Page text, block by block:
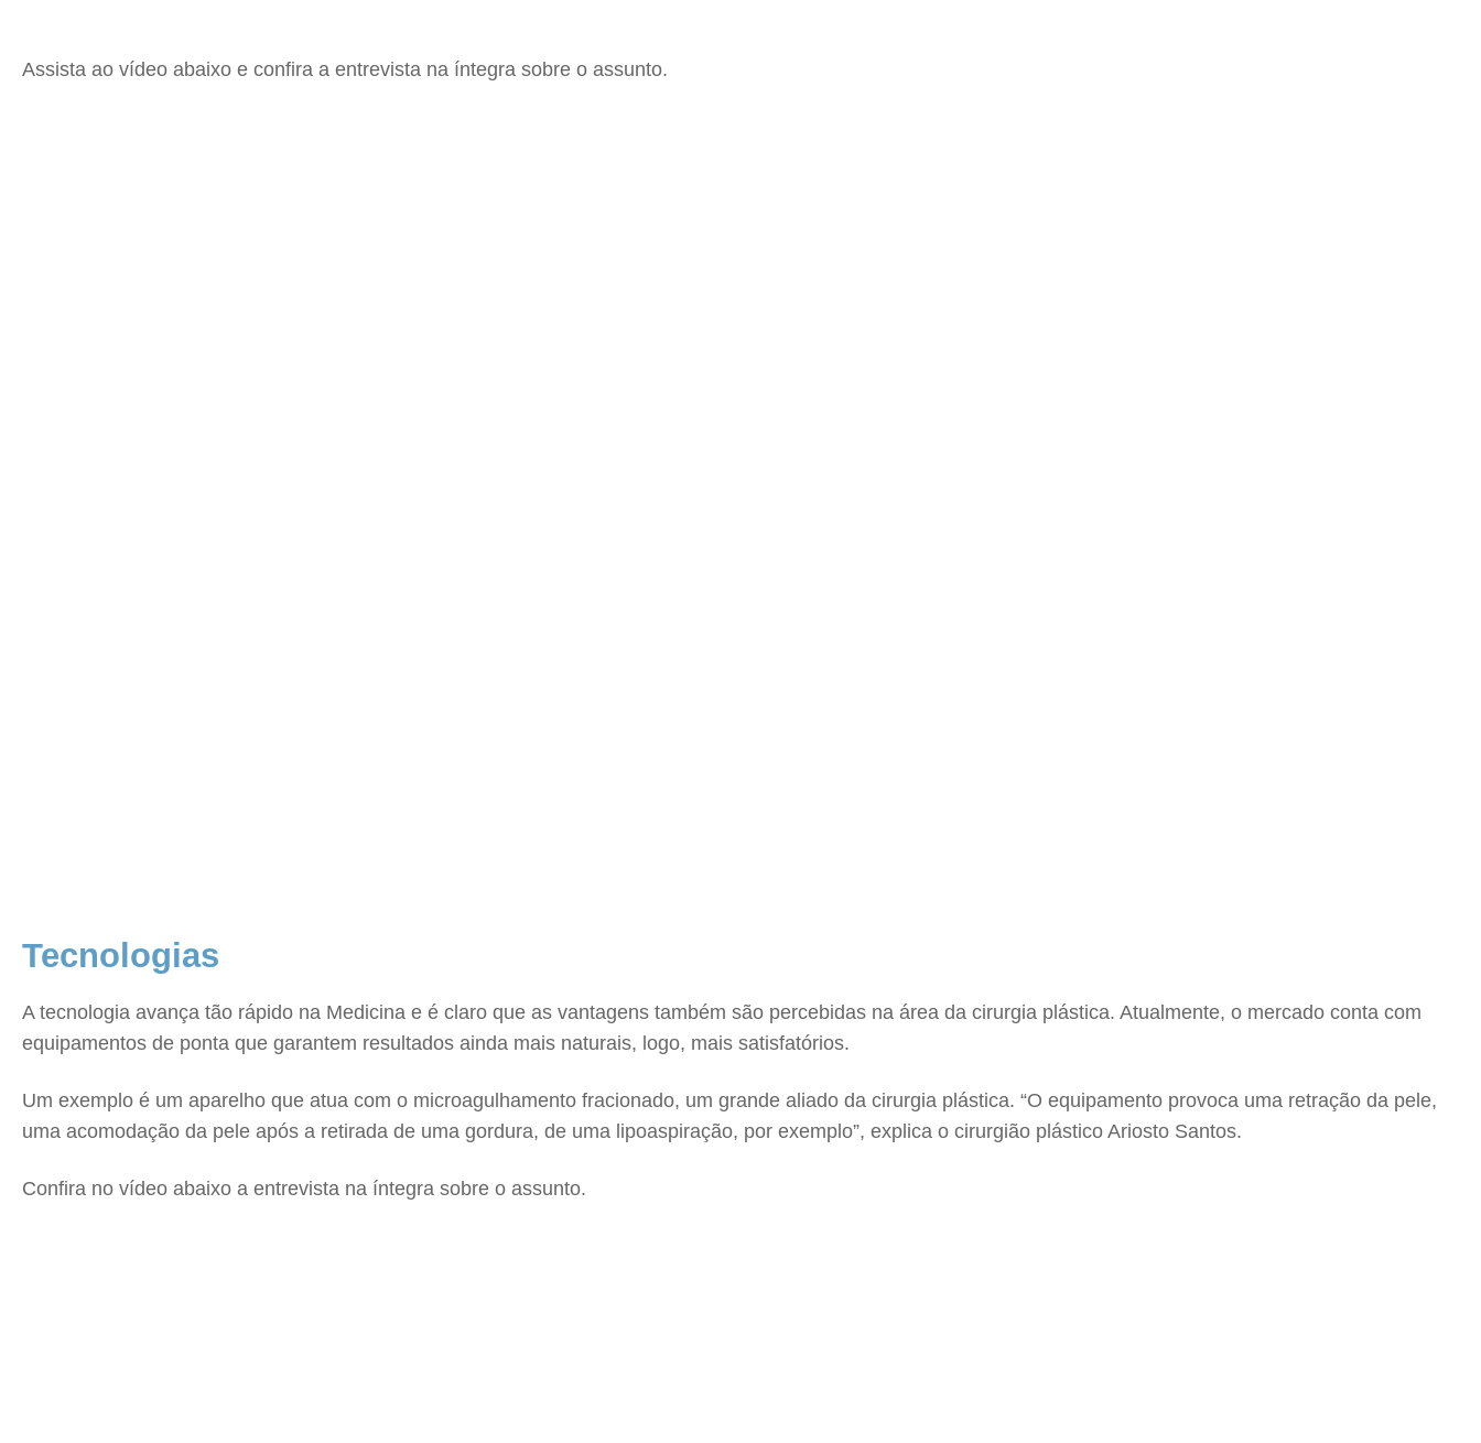
Assista ao vídeo abaixo e confira a entrevista na íntegra sobre o assunto.
Tecnologias
A tecnologia avança tão rápido na Medicina e é claro que as vantagens também são percebidas na área da cirurgia plástica. Atualmente, o mercado conta com
equipamentos de ponta que garantem resultados ainda mais naturais, logo, mais satisfatórios.
Um exemplo é um aparelho que atua com o microagulhamento fracionado, um grande aliado da cirurgia plástica. “O equipamento provoca uma retração da pele,
uma acomodação da pele após a retirada de uma gordura, de uma lipoaspiração, por exemplo”, explica o cirurgião plástico Ariosto Santos.
Confira no vídeo abaixo a entrevista na íntegra sobre o assunto.